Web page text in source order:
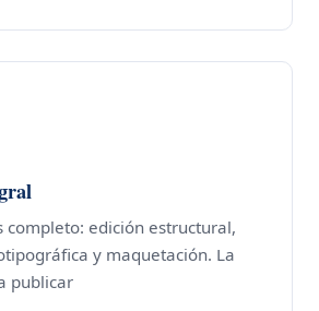
completo: edición estructural,
y maquetación. La
publicar